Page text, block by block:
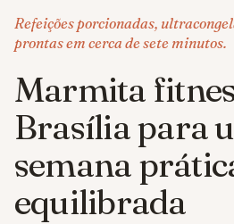
Refeições porcionadas,
prontas em cerca de sete minutos.
Marmita
Brasília para
semana
equilibrada